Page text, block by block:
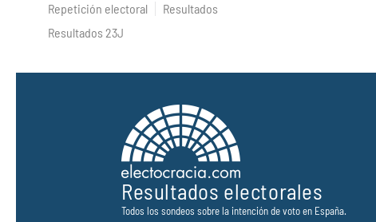
Repetición electoral
Resultados
Resultados 23J
Resultados electorales
Todos los sondeos sobre la intención de voto en España.